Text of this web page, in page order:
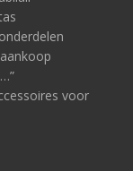
voor